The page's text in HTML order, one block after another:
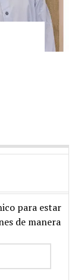
para estar
de manera